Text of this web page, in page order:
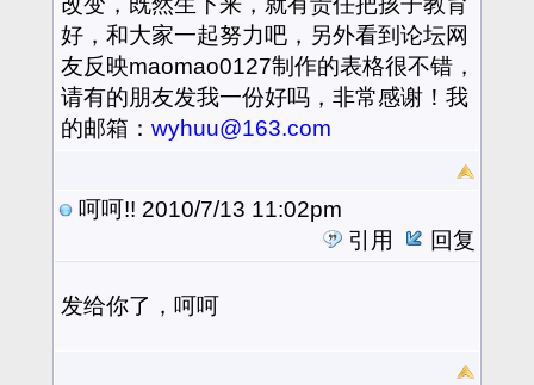
好，和大家一起努力吧，另外看到论坛网
友反映maomao0127制作的表格很不错，
请有的朋友发我一份好吗，非常感谢！我
的邮箱： wyhuu@163.com
呵呵!! 2010/7/13 11:02pm
引用
回复
发给你了，呵呵